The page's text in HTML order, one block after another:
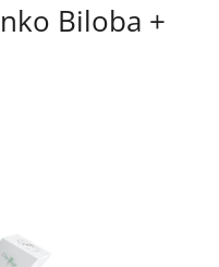
Biloba +